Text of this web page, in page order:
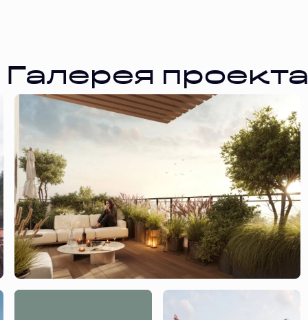
Галерея проекта